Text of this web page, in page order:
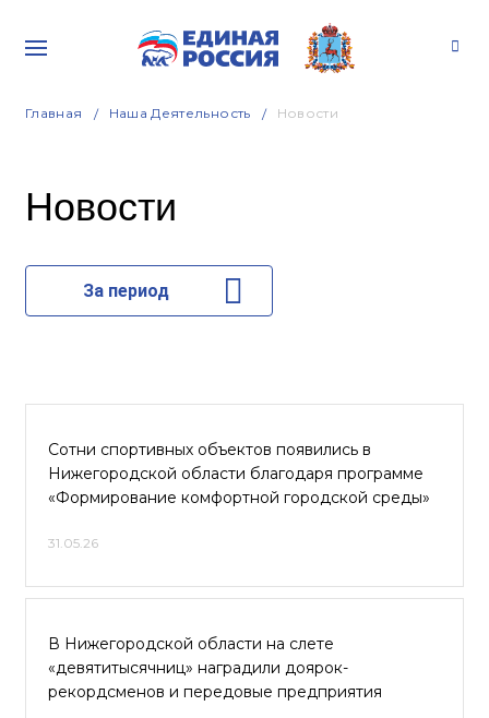
Главная Наша Деятельность Новости
Новости
За период
Сотни спортивных объектов появились в
Нижегородской области благодаря программе
«Формирование комфортной городской среды»
31.05.26
В Нижегородской области на слете
«девятитысячниц» наградили доярок-
рекордсменов и передовые предприятия